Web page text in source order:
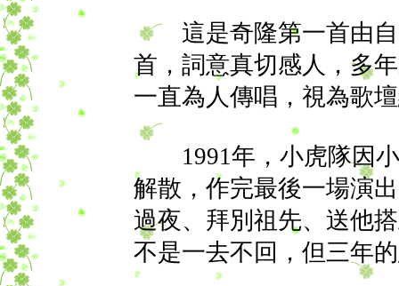
這是奇隆第一首由自
首，詞意真切感人，多
一直為人傳唱，視為歌
1991年，小虎隊因小
解散，作完最後一場演
過夜、拜別祖先、送他
不是一去不回，但三年